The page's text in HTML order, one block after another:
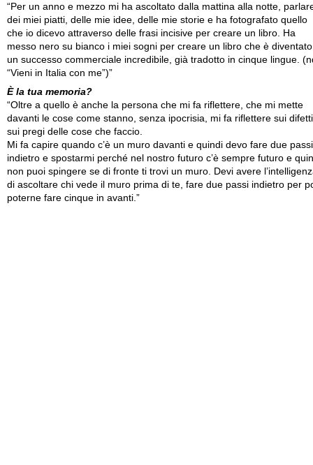
“Per un anno e mezzo mi ha ascoltato dalla mattina alla notte,
dei miei piatti, delle mie idee, delle mie storie e ha fotografato quello
che io dicevo attraverso delle frasi incisive per creare un libro. Ha
messo nero su bianco i miei sogni per creare un libro che è diventato
un successo commerciale incredibile, già tradotto in cinque lingue.
“Vieni in Italia con me”)”
È la tua memoria?
“Oltre a quello è anche la persona che mi fa riflettere, che mi mette
davanti le cose come stanno, senza ipocrisia, mi fa riflettere sui
sui pregi delle cose che faccio.
Mi fa capire quando c’è un muro davanti e quindi devo fare due passi
indietro e spostarmi perché nel nostro futuro c’è sempre futuro e
non puoi spingere se di fronte ti trovi un muro. Devi avere
di ascoltare chi vede il muro prima di te, fare due passi indietro per
poterne fare cinque in avanti.”